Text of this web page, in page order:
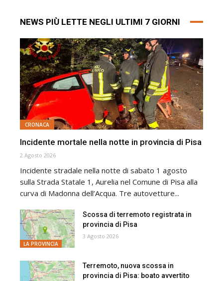
NEWS PIÙ LETTE NEGLI ULTIMI 7 GIORNI
CRONACA
Incidente mortale nella notte in provincia di Pisa
2 Agosto 2026
Incidente stradale nella notte di sabato 1 agosto
sulla Strada Statale 1, Aurelia nel Comune di Pisa alla
curva di Madonna dell’Acqua. Tre autovetture...
LA PROVINCIA
Scossa di terremoto registrata in
provincia di Pisa
3 Agosto 2026
Terremoto, nuova scossa in
provincia di Pisa: boato avvertito